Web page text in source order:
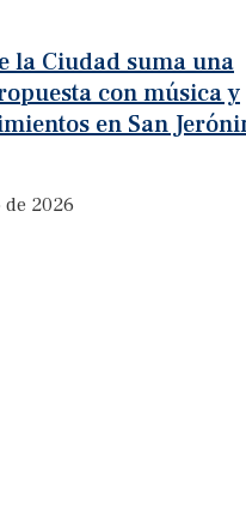
la Ciudad suma una
con música y
en San
de 2026